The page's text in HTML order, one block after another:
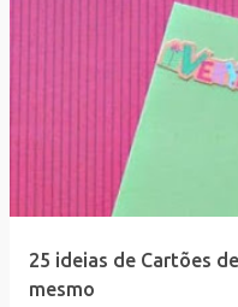
25 ideias de Cartões
mesmo